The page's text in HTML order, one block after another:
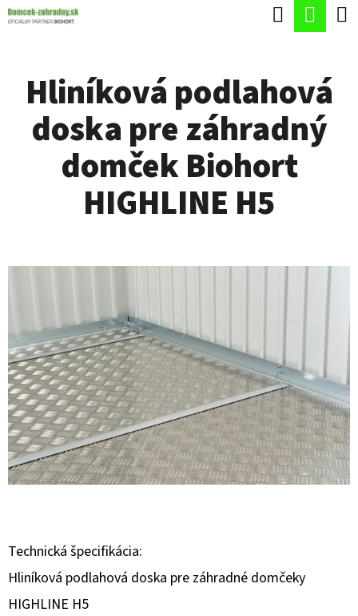
Prejsť
Hľadať
Hliníková podlahová
doska pre záhradný
domček Biohort
HIGHLINE H5
Technická špecifikácia:
Hliníková podlahová doska pre záhradné domčeky
HIGHLINE H5
K
E
J
E
T
E
N
Á
Ť
?